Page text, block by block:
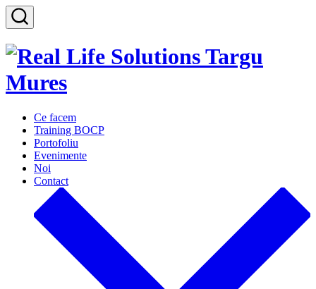
Sari
la
Comutator
Ce facem
Training BOCP
Portofoliu
Evenimente
Noi
Contact